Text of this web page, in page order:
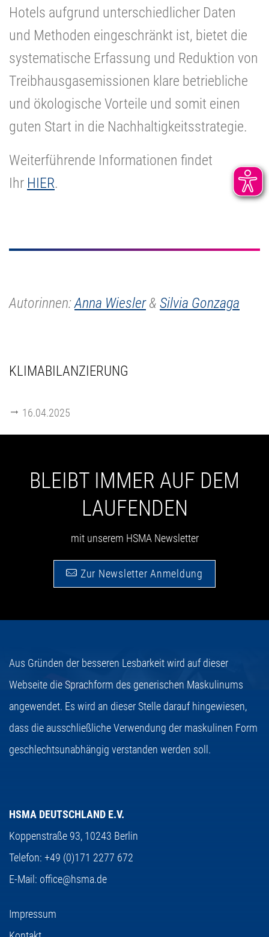
Hotels aufgrund unterschiedlicher Daten
und Methoden eingeschränkt ist, bietet die
systematische Erfassung und Reduktion von
Treibhausgasemissionen klare betriebliche
und ökologische Vorteile und somit einen
guten Start in die Nachhaltigkeitsstrategie.
Weiterführende Informationen findet
Ihr HIER.
Autorinnen:Anna Wiesler& Silvia Gonzaga
KLIMABILANZIERUNG
16.04.2025
BLEIBT IMMER AUF DEM
LAUFENDEN
mit unserem HSMA Newsletter
Zur Newsletter Anmeldung
Aus Gründen der besseren Lesbarkeit wird auf dieser
Webseite die Sprachform des generischen Maskulinums
angewendet. Es wird an dieser Stelle darauf hingewiesen,
dass die ausschließliche Verwendung der maskulinen Form
geschlechtsunabhängig verstanden werden soll.
HSMA DEUTSCHLAND E.V.
Koppenstraße 93, 10243 Berlin
Telefon: +49 (0)171 2277 672
E-Mail: office@hsma.de
Impressum